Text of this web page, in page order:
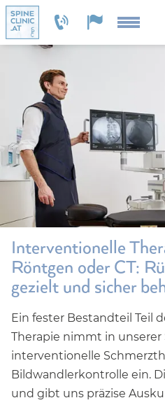
Interventionelle
Röntgen oder CT:
gezielt und sicher
Ein fester Bestandteil Teil
Therapie nimmt in unserer
interventionelle
Bildwandlerkontrolle ein.
und gibt uns präzise